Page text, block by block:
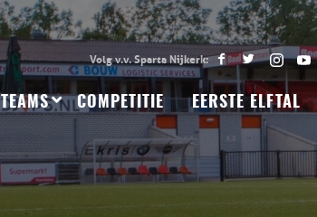
TEAMS COMPETITIE EERSTE ELFTAL